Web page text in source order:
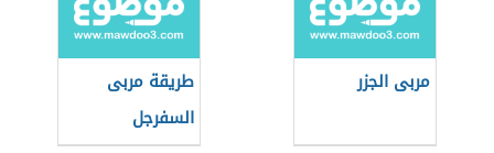
مربى الجزر
طريقة مربى
السفرجل